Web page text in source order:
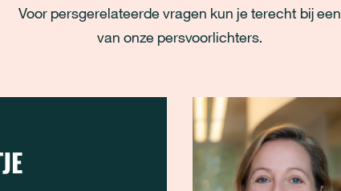
Voor persgerelateerde vragen kun je terecht bij een
van onze persvoorlichters.